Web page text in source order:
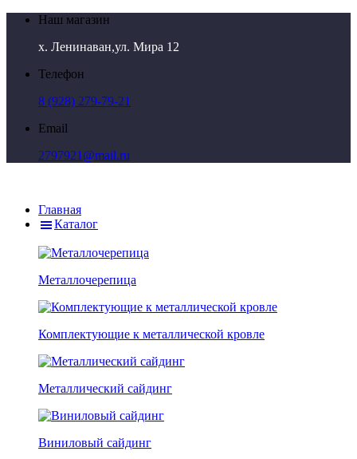
Наш магазин
х. Ленинаван,ул. Мира 12
Телефон
8 (928) 279-79-21
Email
2797921@mail.ru
Главная
Каталог
Металлочерепица
Комплектующие к металлической кровле
Металлический сайдинг
Виниловый сайдинг